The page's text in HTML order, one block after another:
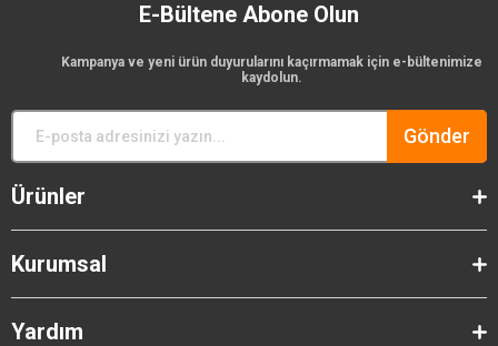
E-Bültene Abone Olun
Kampanya ve yeni ürün duyurularını kaçırmamak için e-bültenimize
kaydolun.
Gönder
Ürünler
Kurumsal
Yardım